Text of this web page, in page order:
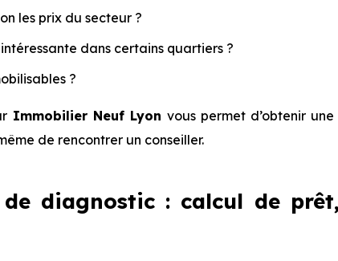
les prix du secteur ?
dans certains quartiers ?
?
Immobilier Neuf Lyon vous permet d’obtenir
de rencontrer un conseiller.
diagnostic : calcul de